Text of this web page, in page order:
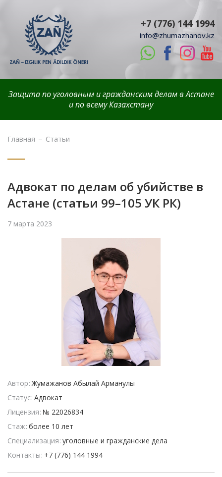
+7 (776) 144 1994
info@zhumazhanov.kz
Защита по уголовным и гражданским делам в Астане
и по всему Казахстану
Главная Статьи
Адвокат по делам об убийстве в
Астане (статьи 99–105 УК РК)
7 марта 2023
Автор Жумажанов Абылай Арманулы
Статус Адвокат
Лицензия № 22026834
Стаж более 10 лет
Специализация уголовные и гражданские дела
Контакты +7 (776) 144 1994